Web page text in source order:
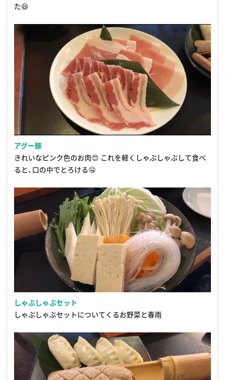
た😆
アグー豚
きれいなピンク色のお肉😍 これを軽くしゃぶしゃぶして食べ
ると、口の中でとろける🤤
しゃぶしゃぶセット
しゃぶしゃぶセットについてくるお野菜と春雨